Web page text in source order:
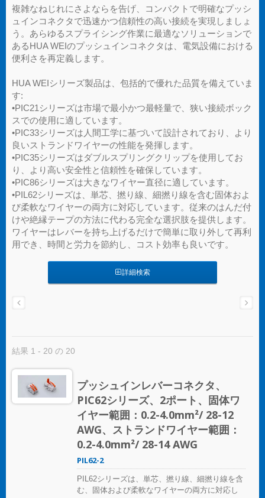
複雑なねじれにさよならを告げ、コンパクトで明確なプッシ
ュインコネクタで迅速かつ信頼性の高い接続を実現しましょ
う。あらゆるスプライシング作業に最適なソリューションで
あるHUA WEIのプッシュインコネクタは、電気設備における
便利さを再定義します。
HUA WEIシリーズ製品は、包括的で優れた品質を備えていま
す:
•PIC21シリーズは市場で最小かつ最軽量で、狭い接続ボック
スでの使用に適しています。
•PIC33シリーズは人間工学に基づいて設計されており、より
良いストランドワイヤーの性能を発揮します。
•PIC35シリーズはダブルスプリングクリップを使用してお
り、より高い安全性と信頼性を確保しています。
•PIC86シリーズは大きなワイヤー直径に適しています。
•PIL62シリーズは、単芯、撚り線、細撚り線を含む固体およ
び柔軟なワイヤーの両方に対応しています。従来のはんだ付
けや絶縁テープの方法に代わる完全な選択肢を提供します。
ワイヤーはレバーを持ち上げるだけで簡単に取り外して再利
用でき、時間と労力を節約し、コスト効率も良いです。
詳細検索
結果 1 - 20 の 20
プッシュインレバーコネクタ、
PIC62シリーズ、2ポート、固体ワ
イヤー範囲：0.2-4.0mm²/ 28-12
AWG、ストランドワイヤー範囲：
0.2-4.0mm²/ 28-14 AWG
PIL62-2
PIL62シリーズは、単芯、撚り線、細撚り線を含
む、固体および柔軟なワイヤーの両方に対応し